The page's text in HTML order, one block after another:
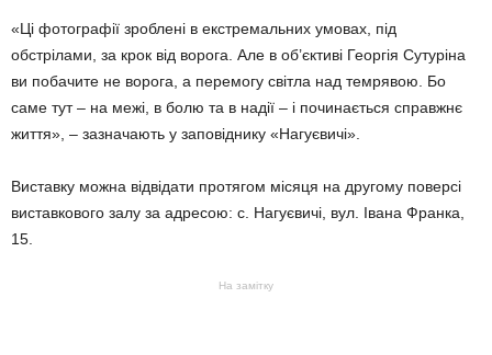
«Ці фотографії зроблені в екстремальних умовах, під
обстрілами, за крок від ворога. Але в об’єктиві Георгія Сутуріна
ви побачите не ворога, а перемогу світла над темрявою. Бо
саме тут – на межі, в болю та в надії – і починається справжнє
життя», – зазначають у заповіднику «Нагуєвичі».
Виставку можна відвідати протягом місяця на другому поверсі
виставкового залу за адресою: с. Нагуєвичі, вул. Івана Франка,
15.
На замітку